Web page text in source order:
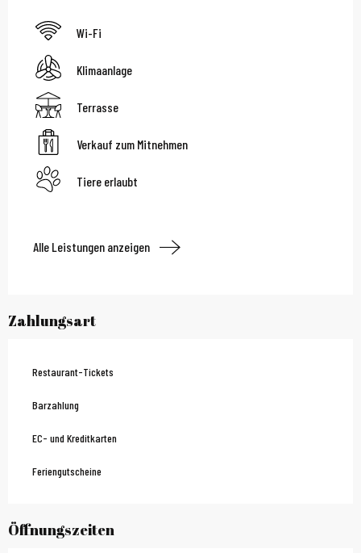
Wi-Fi
Klimaanlage
Terrasse
Verkauf zum Mitnehmen
Tiere erlaubt
Alle Leistungen anzeigen
Zahlungsart
Restaurant-Tickets
Barzahlung
EC- und Kreditkarten
Feriengutscheine
Öffnungszeiten